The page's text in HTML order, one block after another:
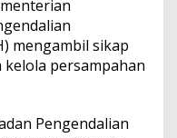
mengambil sikap
persampahan
Pengendalian